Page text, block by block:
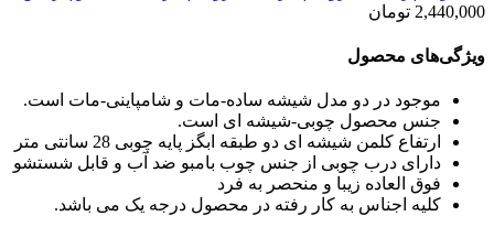
2,440,000 تومان
ویژگی‌های محصول
موجود در دو مدل شیشه ساده-مات و شامپاینی-مات است.
جنس محصول چوبی-شیشه ای است.
ارتفاع کلمن شیشه ای دو طبقه ابگز پایه چوبی 28 سانتی متر
دارای درب چوبی از جنس چوب بامبو ضد آب و قابل شستشو
فوق العاده زیبا و منحصر به فرد
کلیه اجناس به کار رفته در محصول درجه یک می باشد.